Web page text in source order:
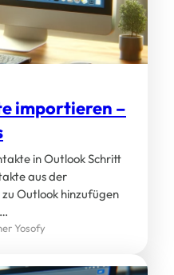
(8)
importieren –
in Outlook Schritt
aus der
Outlook hinzufügen
Yosofy